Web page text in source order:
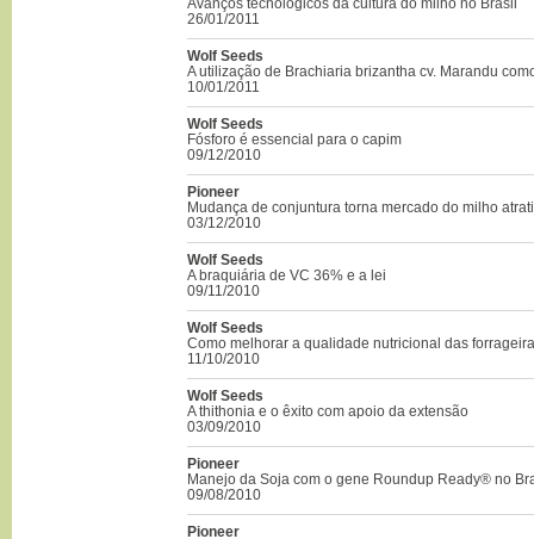
26/01/2011
Wolf Seeds
A utilização de Brachiaria brizantha cv. Marandu
10/01/2011
Wolf Seeds
Fósforo é essencial para o capim
09/12/2010
Pioneer
Mudança de conjuntura torna mercado do milho
03/12/2010
Wolf Seeds
A braquiária de VC 36% e a lei
09/11/2010
Wolf Seeds
Como melhorar a qualidade nutricional das
11/10/2010
Wolf Seeds
A thithonia e o êxito com apoio da extensão
03/09/2010
Pioneer
Manejo da Soja com o gene Roundup Ready® no
09/08/2010
Pioneer